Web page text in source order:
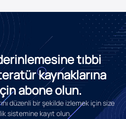
tıbbi
kaynaklarına
abone olun.
düzenli bir şekilde izlemek için size
sistemine kayıt olun.